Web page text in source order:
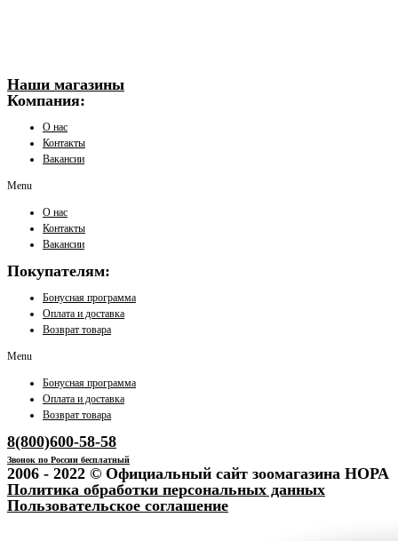
Наши магазины
Компания:
О нас
Контакты
Вакансии
Menu
О нас
Контакты
Вакансии
Покупателям:
Бонусная программа
Оплата и доставка
Возврат товара
Menu
Бонусная программа
Оплата и доставка
Возврат товара
8(800)600-58-58
Звонок по России бесплатный
2006 - 2022 © Официальный сайт зоомагазина НОРА
Политика обработки персональных данных
Пользовательское соглашение